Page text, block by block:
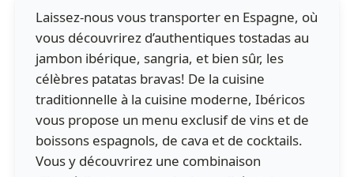
Laissez-nous vous transporter en Espagne, où
vous découvrirez d’authentiques tostadas au
jambon ibérique, sangria, et bien sûr, les
célèbres patatas bravas! De la cuisine
traditionnelle à la cuisine moderne, Ibéricos
vous propose un menu exclusif de vins et de
boissons espagnols, de cava et de cocktails.
Vous y découvrirez une combinaison